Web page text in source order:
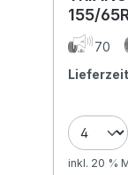
155/
70
inkl. 20 %